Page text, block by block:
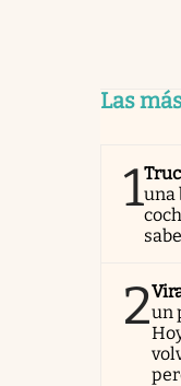
Las
1una
2un